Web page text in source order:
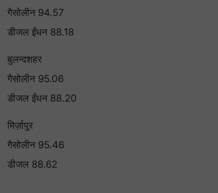
गैसोलीन 94.57
डीजल ईंधन 88.18
बुलन्दशहर
गैसोलीन 95.06
डीजल ईंधन 88.20
मिर्ज़ापुर
गैसोलीन 95.46
डीजल 88.62